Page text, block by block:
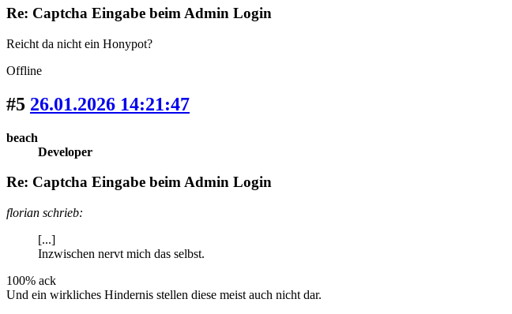
Re: Captcha Eingabe beim Admin Login
Reicht da nicht ein Honypot?
Offline
#5 26.01.2026 14:21:47
beach
Developer
Re: Captcha Eingabe beim Admin Login
florian schrieb:
[...]
Inzwischen nervt mich das selbst.
100% ack
Und ein wirkliches Hindernis stellen diese meist auch nicht dar.